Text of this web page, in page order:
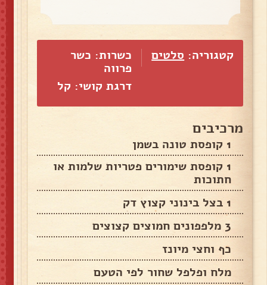
קטגוריה: סלטים
כשרות: כשר
פרווה
דרגת קושי: קל
מרכיבים
1 קופסת טונה בשמן
1 קופסת שימורים פטריות שלמות או
חתוכות
1 בצל בינוני קצוץ דק
3 מלפפונים חמוצים קצוצים
כף וחצי מיונז
מלח ופלפל שחור לפי הטעם